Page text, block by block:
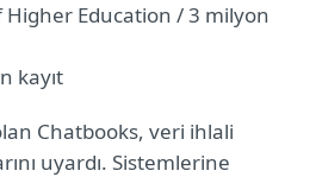
Higher Education / 3 milyon
kayıt
Chatbooks, veri ihlali
uyardı. Sistemlerine